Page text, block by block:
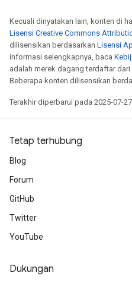
Kecuali dinyatakan lain, konten di
Lisensi Creative Commons
dilisensikan berdasarkan Lisensi
informasi selengkapnya, baca
adalah merek dagang terdaftar
Beberapa konten dilisensikan
Terakhir diperbarui pada 2025-07-
Tetap terhubung
Blog
Forum
GitHub
Twitter
YouTube
Dukungan